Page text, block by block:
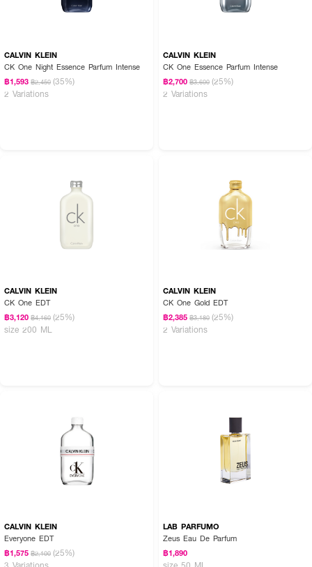
CALVIN KLEIN
CK One Night Essence Parfum Intense
฿1,593 ฿2,450 (35%)
2 Variations
CALVIN KLEIN
CK One Essence Parfum Intense
฿2,700 ฿3,600 (25%)
2 Variations
CALVIN KLEIN
CK One EDT
฿3,120 ฿4,160 (25%)
size 200 ML
CALVIN KLEIN
CK One Gold EDT
฿2,385 ฿3,180 (25%)
2 Variations
CALVIN KLEIN
Everyone EDT
฿1,575 ฿2,100 (25%)
3 Variations
LAB PARFUMO
Zeus Eau De Parfum
฿1,890
size 50 ML